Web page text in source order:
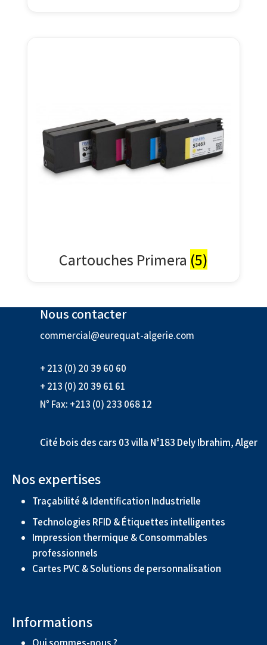
Cartouches Primera (5)
Nous contacter
commercial@eurequat-algerie.com
+ 213 (0) 20 39 60 60
+ 213 (0) 20 39 61 61
N° Fax: +213 (0) 233 068 12
Cité bois des cars 03 villa N°183 Dely Ibrahim, Alger
Nos expertises
Traçabilité & Identification Industrielle
Technologies RFID & Étiquettes intelligentes
Impression thermique & Consommables
professionnels
Cartes PVC & Solutions de personnalisation
Informations